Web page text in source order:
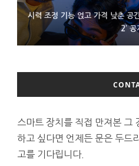
시력 조정 기능 얹고 가격 낮춘 공
2’ 공
D램 부족에 10억달러어치 아이
300~400달러 반지형 스
스마트 장치를 직접 만져본 그
하고 싶다면 언제든 문은 두드
고를 기다립니다.